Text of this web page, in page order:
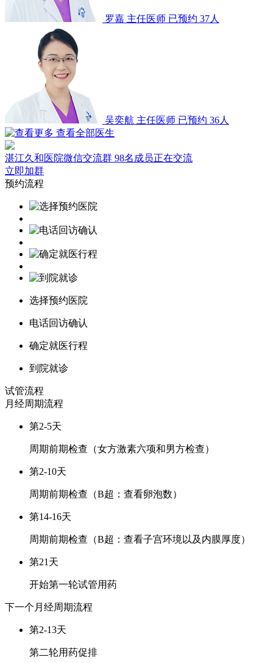
罗嘉 主任医师 已预约 37人
吴奕航 主任医师 已预约 36人
查看全部医生
湛江久和医院微信交流群 98名成员正在交流
立即加群
预约流程
选择预约医院
电话回访确认
确定就医行程
到院就诊
试管流程
月经周期流程
第2-5天
周期前期检查（女方激素六项和男方检查）
第2-10天
周期前期检查（B超：查看卵泡数）
第14-16天
周期前期检查（B超：查看子宫环境以及内膜厚度）
第21天
开始第一轮试管用药
下一个月经周期流程
第2-13天
第二轮用药促排